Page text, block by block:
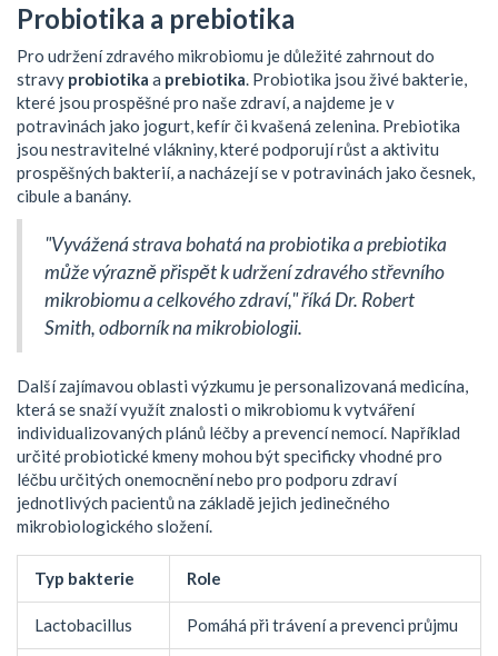
Probiotika a prebiotika
Pro udržení zdravého mikrobiomu je důležité zahrnout do
stravy probiotika a prebiotika. Probiotika jsou živé bakterie,
které jsou prospěšné pro naše zdraví, a najdeme je v
potravinách jako jogurt, kefír či kvašená zelenina. Prebiotika
jsou nestravitelné vlákniny, které podporují růst a aktivitu
prospěšných bakterií, a nacházejí se v potravinách jako česnek,
cibule a banány.
"Vyvážená strava bohatá na probiotika a prebiotika
může výrazně přispět k udržení zdravého střevního
mikrobiomu a celkového zdraví," říká Dr. Robert
Smith, odborník na mikrobiologii.
Další zajímavou oblasti výzkumu je personalizovaná medicína,
která se snaží využít znalosti o mikrobiomu k vytváření
individualizovaných plánů léčby a prevencí nemocí. Například
určité probiotické kmeny mohou být specificky vhodné pro
léčbu určitých onemocnění nebo pro podporu zdraví
jednotlivých pacientů na základě jejich jedinečného
mikrobiologického složení.
Typ bakterie Role
Lactobacillus Pomáhá při trávení a prevenci průjmu